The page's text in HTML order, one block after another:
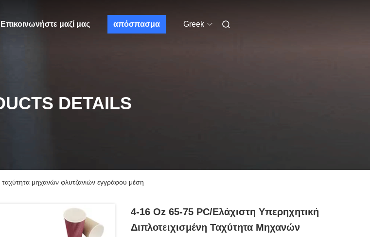
Επικοινωνήστε μαζί μας απόσπασμα Greek
DETAILS
ταχύτητα μηχανών φλυτζανιών εγγράφου μέση
4-16 Oz 65-75 PC/ελάχιστη Υπερηχητική
Διπλοτειχισμένη Ταχύτητα Μηχανών